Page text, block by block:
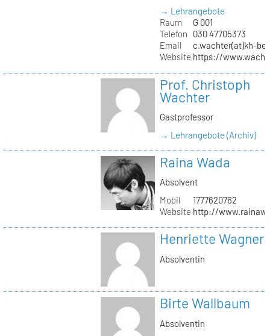
→ Lehrangebote
Raum
G 001
Telefon
030 47705373
Email
c.wachter(at)kh-
Website https://
Prof. Christoph
Wachter
Gastprofessor
→ Lehrangebote (Archiv)
Raina Wada
Absolvent
Mobil
1777620762
Website http://
Henriette Wagner
Absolventin
Birte Wallbaum
Absolventin